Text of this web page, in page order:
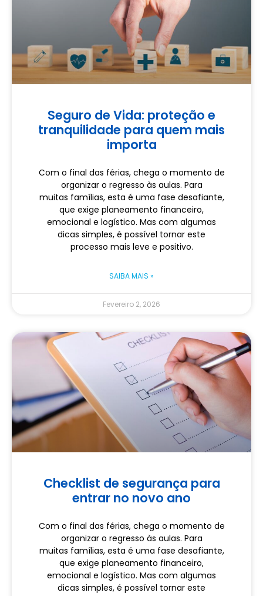
Seguro de Vida: proteção e
tranquilidade para quem mais
importa
Com o final das férias, chega o momento de
organizar o regresso às aulas. Para
muitas famílias, esta é uma fase desafiante,
que exige planeamento financeiro,
emocional e logístico. Mas com algumas
dicas simples, é possível tornar este
processo mais leve e positivo.
SAIBA MAIS »
Fevereiro 2, 2026
Checklist de segurança para
entrar no novo ano
Com o final das férias, chega o momento de
organizar o regresso às aulas. Para
muitas famílias, esta é uma fase desafiante,
que exige planeamento financeiro,
emocional e logístico. Mas com algumas
dicas simples, é possível tornar este